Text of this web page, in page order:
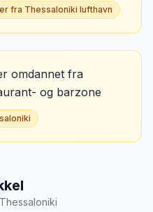
fra Thessaloniki lufthavn
omdannet fra
og barzone
Thessaloniki